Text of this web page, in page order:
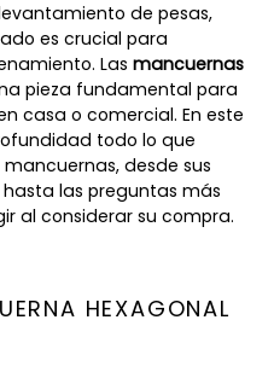
de pesas,
es crucial para
Las mancuernas
pieza fundamental para
casa o comercial. En este
todo lo que
desde sus
las preguntas más
al considerar su compra.
HEXAGONAL